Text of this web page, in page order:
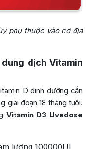
phụ thuộc vào cơ địa
dịch Vitamin
D dinh dưỡng cần
giai đoạn 18 tháng tuổi.
Vitamin D3 Uvedose
lượng 100000UI